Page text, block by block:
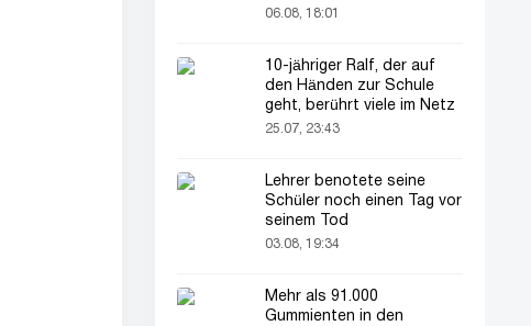
verblüfft alle
06.08, 18:01
10-jähriger Ralf, der auf
den Händen zur Schule
geht, berührt viele im Netz
25.07, 23:43
Lehrer benotete seine
Schüler noch einen Tag vor
seinem Tod
03.08, 19:34
Mehr als 91.000
Gummienten in den